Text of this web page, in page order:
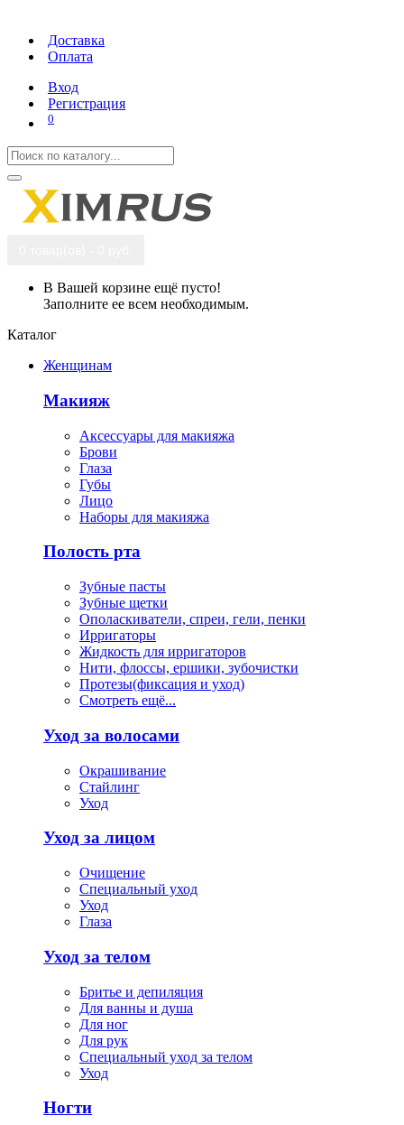
Доставка
Оплата
Вход
Регистрация
0
В Вашей корзине ещё пусто!
Заполните ее всем необходимым.
Каталог
Женщинам
Макияж
Аксессуары для макияжа
Брови
Глаза
Губы
Лицо
Наборы для макияжа
Полость рта
Зубные пасты
Зубные щетки
Ополаскиватели, спреи, гели, пенки
Ирригаторы
Жидкость для ирригаторов
Нити, флоссы, ершики, зубочистки
Протезы(фиксация и уход)
Смотреть ещё...
Уход за волосами
Окрашивание
Стайлинг
Уход
Уход за лицом
Очищение
Специальный уход
Уход
Глаза
Уход за телом
Бритье и депиляция
Для ванны и душа
Для ног
Для рук
Специальный уход за телом
Уход
Ногти